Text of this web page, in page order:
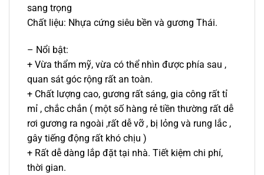
sang trọng
Chất liệu: Nhựa cứng siêu bền và gương Thái.
– Nổi bật:
+ Vừa thẩm mỹ, vừa có thể nhìn được phía sau ,
quan sát góc rộng rất an toàn.
+ Chất lượng cao, gương rất sáng, gia công rất tỉ
mỉ , chắc chắn ( một số hàng rẻ tiền thường rất dễ
rơi gương ra ngoài ,rất dễ vỡ , bị lỏng và rung lắc ,
gây tiếng động rất khó chịu )
+ Rất dễ dàng lắp đặt tại nhà. Tiết kiệm chi phí,
thời gian.